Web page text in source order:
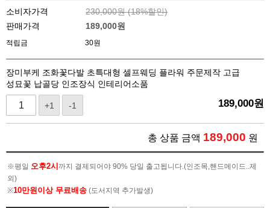
소비자가격 230,000원 (18%할인)
판매가격
189,000원
적립금 30원
장미부케 조화꽃다발 초특대형 셀프웨딩 플라워 주문제작 고급
성묘꽃 납골당 인조장식 인테리어소품
+1 -1 189,000원
총 상품 금액 189,000 원
※평일 오후2시 까지 결제되어야 90% 당일 출고됩니다.(인조목,핸드메이드..제
외)
※10만원이상 무료배송 (도서지역 추가발생)